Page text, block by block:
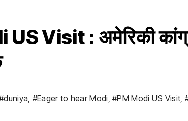
Visit : अमेरिकी
, #Eager to hear Modi,#PM Modi US Visit,